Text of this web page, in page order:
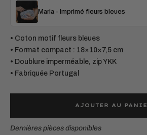
Maria - Imprimé fleurs bleues
• Coton motif fleurs bleues
• Format compact : 18×10×7,5 cm
• Doublure imperméable, zip YKK
• Fabriquée Portugal
AJOUTER AU
Dernières pièces disponibles